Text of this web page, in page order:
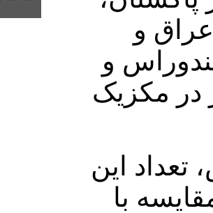
عراق و
و
در مکزیک
این
با